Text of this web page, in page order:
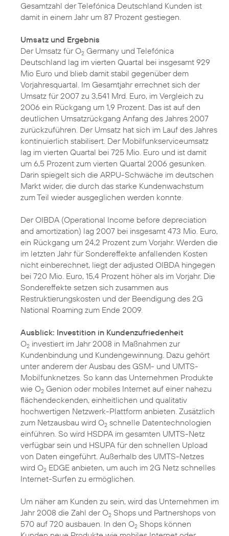
Gesamtzahl der Telefónica Deutschland Kunden ist
damit in einem Jahr um 87 Prozent gestiegen.
Umsatz und Ergebnis
Der Umsatz für O2 Germany und Telefónica
Deutschland lag im vierten Quartal bei insgesamt 929
Mio Euro und blieb damit stabil gegenüber dem
Vorjahresquartal. Im Gesamtjahr errechnet sich der
Umsatz für 2007 zu 3,541 Mrd. Euro, im Vergleich zu
2006 ein Rückgang um 1,9 Prozent. Das ist auf den
deutlichen Umsatzrückgang Anfang des Jahres 2007
zurückzuführen. Der Umsatz hat sich im Lauf des Jahres
kontinuierlich stabilisert. Der Mobilfunkserviceumsatz
lag im vierten Quartal bei 725 Mio. Euro und ist damit
um 6,5 Prozent zum vierten Quartal 2006 gesunken.
Darin spiegelt sich die ARPU-Schwäche im deutschen
Markt wider, die durch das starke Kundenwachstum
zum Teil wieder ausgeglichen werden konnte.
Der OIBDA (Operational Income before depreciation
and amortization) lag 2007 bei insgesamt 473 Mio. Euro,
ein Rückgang um 24,2 Prozent zum Vorjahr. Werden die
im letzten Jahr für Sondereffekte anfallenden Kosten
nicht einberechnet, liegt der adjusted OIBDA hingegen
bei 720 Mio. Euro, 15,4 Prozent höher als im Vorjahr. Die
Sondereffekte setzen sich zusammen aus
Restruktierungskosten und der Beendigung des 2G
National Roaming zum Ende 2009.
Ausblick: Investition in Kundenzufriedenheit
O2 investiert im Jahr 2008 in Maßnahmen zur
Kundenbindung und Kundengewinnung. Dazu gehört
unter anderem der Ausbau des GSM- und UMTS-
Mobilfunknetzes. So kann das Unternehmen Produkte
wie O2 Genion oder mobiles Internet auf einer nahezu
flächendeckenden, einheitlichen und qualitativ
hochwertigen Netzwerk-Plattform anbieten. Zusätzlich
zum Netzausbau wird O2 schnelle Datentechnologien
einführen. So wird HSDPA im gesamten UMTS-Netz
verfügbar sein und HSUPA für den schnellen Upload
von Daten eingeführt. Außerhalb des UMTS-Netzes
wird O2 EDGE anbieten, um auch im 2G Netz schnelles
Internet-Surfen zu ermöglichen.
Um näher am Kunden zu sein, wird das Unternehmen im
Jahr 2008 die Zahl der O2 Shops und Partnershops von
570 auf 720 ausbauen. In den O2 Shops können